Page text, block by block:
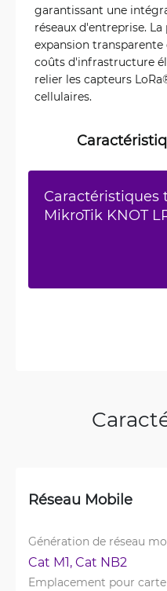
garantissant une
réseaux d'entreprise.
expansion transparente
coûts d'infrastructure
relier les capteurs
cellulaires.
Caractéristiques
MikroTik KNOT
Réseau Mobile
Génération de réseau
Cat M1, Cat NB2
Emplacement pour carte